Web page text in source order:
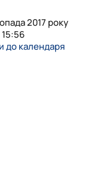
2017 року
до календаря